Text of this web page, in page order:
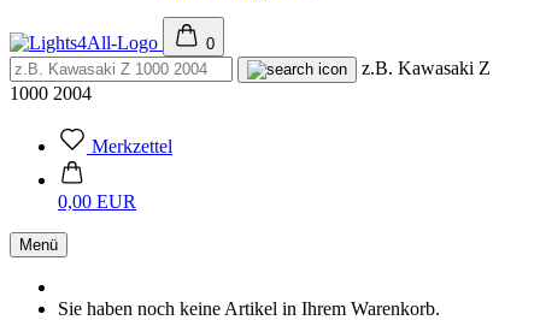
0
z.B. Kawasaki Z
1000 2004
Merkzettel
0,00 EUR
Menü
Sie haben noch keine Artikel in Ihrem Warenkorb.